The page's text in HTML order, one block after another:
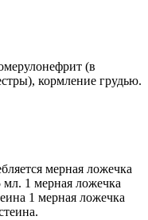
(в
кормление грудью.
мерная ложечка
1 мерная ложечка
1 мерная ложечка